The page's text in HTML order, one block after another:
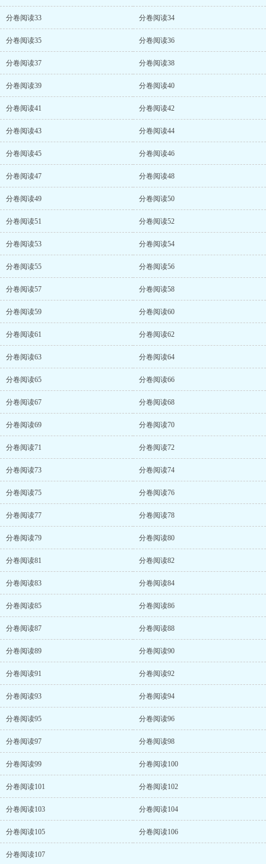
分卷阅读33 分卷阅读34
分卷阅读35 分卷阅读36
分卷阅读37 分卷阅读38
分卷阅读39 分卷阅读40
分卷阅读41 分卷阅读42
分卷阅读43 分卷阅读44
分卷阅读45 分卷阅读46
分卷阅读47 分卷阅读48
分卷阅读49 分卷阅读50
分卷阅读51 分卷阅读52
分卷阅读53 分卷阅读54
分卷阅读55 分卷阅读56
分卷阅读57 分卷阅读58
分卷阅读59 分卷阅读60
分卷阅读61 分卷阅读62
分卷阅读63 分卷阅读64
分卷阅读65 分卷阅读66
分卷阅读67 分卷阅读68
分卷阅读69 分卷阅读70
分卷阅读71 分卷阅读72
分卷阅读73 分卷阅读74
分卷阅读75 分卷阅读76
分卷阅读77 分卷阅读78
分卷阅读79 分卷阅读80
分卷阅读81 分卷阅读82
分卷阅读83 分卷阅读84
分卷阅读85 分卷阅读86
分卷阅读87 分卷阅读88
分卷阅读89 分卷阅读90
分卷阅读91 分卷阅读92
分卷阅读93 分卷阅读94
分卷阅读95 分卷阅读96
分卷阅读97 分卷阅读98
分卷阅读99 分卷阅读100
分卷阅读101 分卷阅读102
分卷阅读103 分卷阅读104
分卷阅读105 分卷阅读106
分卷阅读107